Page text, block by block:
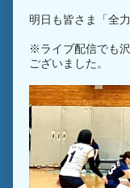
明日も皆さま「全
※ライブ配信でも
ございました。